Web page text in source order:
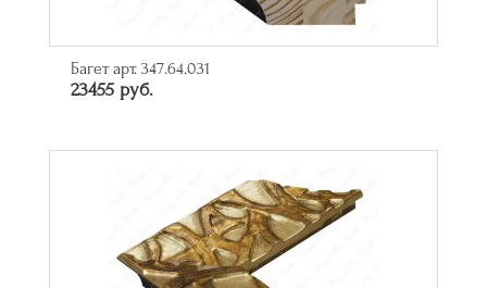
Багет арт. 347.64.031
23455 руб.